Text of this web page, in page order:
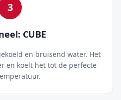
3
CUBE
en bruisend water. Het
en koelt het tot de perfecte